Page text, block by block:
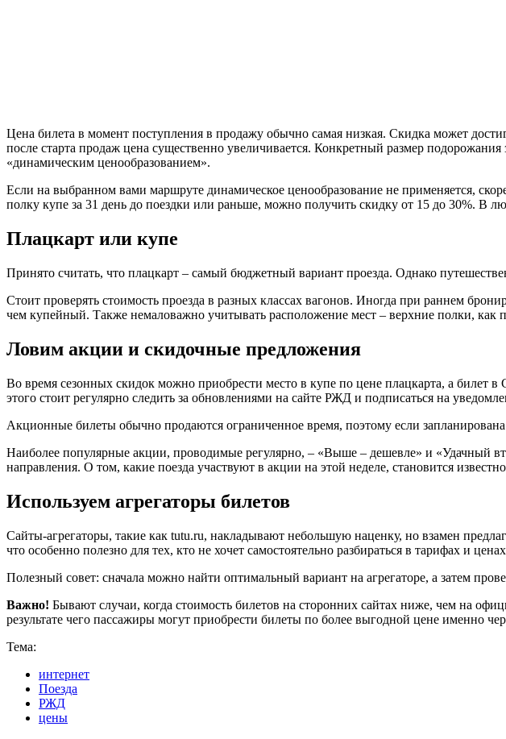
Цена билета в момент поступления в продажу обычно самая низкая. Скидка может
после старта продаж цена существенно увеличивается. Конкретный размер
«динамическим ценообразованием».
Если на выбранном вами маршруте динамическое ценообразование не применяется,
полку купе за 31 день до поездки или раньше, можно получить скидку от 15 до 30%. В
Плацкарт или купе
Принято считать, что плацкарт – самый бюджетный вариант проезда. Однако
Стоит проверять стоимость проезда в разных классах вагонов. Иногда при раннем
чем купейный. Также немаловажно учитывать расположение мест – верхние полки, как
Ловим акции и скидочные предложения
Во время сезонных скидок можно приобрести место в купе по цене плацкарта, а
этого стоит регулярно следить за обновлениями на сайте РЖД и подписаться на
Акционные билеты обычно продаются ограниченное время, поэтому если
Наиболее популярные акции, проводимые регулярно, – «Выше – дешевле» и «Удачный
направления. О том, какие поезда участвуют в акции на этой неделе, становится
Используем агрегаторы билетов
Сайты-агрегаторы, такие как tutu.ru, накладывают небольшую наценку, но взамен
что особенно полезно для тех, кто не хочет самостоятельно разбираться в тарифах и
Полезный совет: сначала можно найти оптимальный вариант на агрегаторе, а затем
Важно! Бывают случаи, когда стоимость билетов на сторонних сайтах ниже, чем на
результате чего пассажиры могут приобрести билеты по более выгодной цене именно
Тема:
интернет
Поезда
РЖД
цены